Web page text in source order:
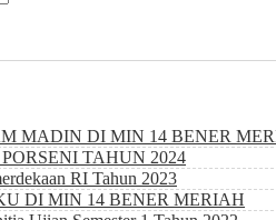
MADIN DI MIN 14 BENER
TAHUN 2024
RI Tahun 2023
DI MIN 14 BENER MERIAH